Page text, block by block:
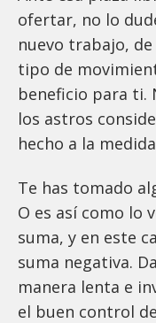
ofertar, no lo
nuevo trabajo,
tipo de
beneficio para ti.
los astros
hecho a la
Te has tomado
O es así como lo
suma, y en este
suma negativa.
manera lenta e
el buen control